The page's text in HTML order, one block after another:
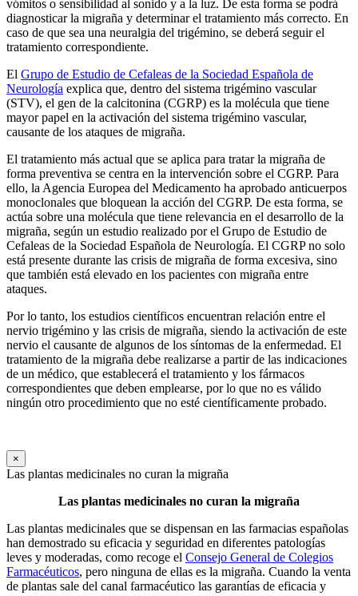
vómitos o sensibilidad al sonido y a la luz. De esta forma se podrá
diagnosticar la migraña y determinar el tratamiento más correcto. En
caso de que sea una neuralgia del trigémino, se deberá seguir el
tratamiento correspondiente.
El Grupo de Estudio de Cefaleas de la Sociedad Española de
Neurología explica que, dentro del sistema trigémino vascular
(STV), el gen de la calcitonina (CGRP) es la molécula que tiene
mayor papel en la activación del sistema trigémino vascular,
causante de los ataques de migraña.
El tratamiento más actual que se aplica para tratar la migraña de
forma preventiva se centra en la intervención sobre el CGRP. Para
ello, la Agencia Europea del Medicamento ha aprobado anticuerpos
monoclonales que bloquean la acción del CGRP. De esta forma, se
actúa sobre una molécula que tiene relevancia en el desarrollo de la
migraña, según un estudio realizado por el Grupo de Estudio de
Cefaleas de la Sociedad Española de Neurología. El CGRP no solo
está presente durante las crisis de migraña de forma excesiva, sino
que también está elevado en los pacientes con migraña entre
ataques.
Por lo tanto, los estudios científicos encuentran relación entre el
nervio trigémino y las crisis de migraña, siendo la activación de este
nervio el causante de algunos de los síntomas de la enfermedad. El
tratamiento de la migraña debe realizarse a partir de las indicaciones
de un médico, que establecerá el tratamiento y los fármacos
correspondientes que deben emplearse, por lo que no es válido
ningún otro procedimiento que no esté científicamente probado.
×
Las plantas medicinales no curan la migraña
Las plantas medicinales no curan la migraña
Las plantas medicinales que se dispensan en las farmacias españolas
han demostrado su eficacia y seguridad en diferentes patologías
leves y moderadas, como recoge el Consejo General de Colegios
Farmacéuticos, pero ninguna de ellas es la migraña. Cuando la venta
de plantas sale del canal farmacéutico las garantías de eficacia y